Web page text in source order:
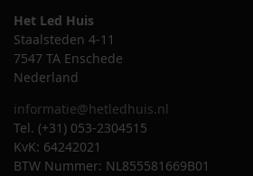
Het Led Huis
Staalsteden 4-11
7547 TA Enschede
Nederland
informatie@hetledhuis.nl
Tel. (+31) 053-2304515
KvK: 64242021
BTW Nummer: NL855581669B01